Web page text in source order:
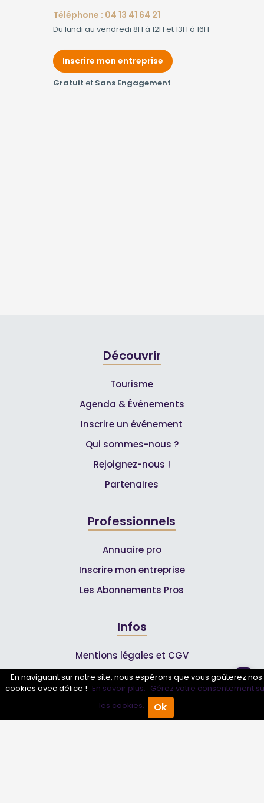
Annuaire Pro Agenda
Téléphone : 04 13 41 64 21
Du lundi au vendredi 8H à 12H et 13H à 16H
Inscrire mon entreprise
Gratuit et Sans Engagement
Découvrir
Tourisme
Agenda & Événements
Inscrire un événement
Qui sommes-nous ?
Rejoignez-nous !
Partenaires
Professionnels
Annuaire pro
Inscrire mon entreprise
Les Abonnements Pros
Infos
Mentions légales et CGV
Suivez-nous
En naviguant sur notre site, nous espérons que vous goûterez nos
cookies avec délice ! En savoir plus. Gérez votre consentement
les cookies.
Ok